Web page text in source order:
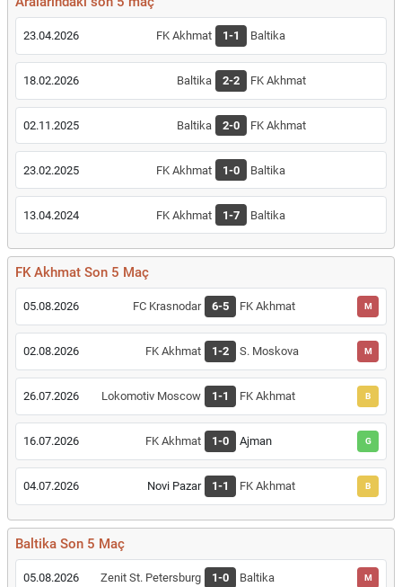
23.04.2026 FK Akhmat 1-1 Baltika
18.02.2026 Baltika 2-2 FK Akhmat
02.11.2025 Baltika 2-0 FK Akhmat
23.02.2025 FK Akhmat 1-0 Baltika
13.04.2024 FK Akhmat 1-7 Baltika
FK Akhmat Son 5 Maç
05.08.2026 FC Krasnodar 6-5 FK Akhmat M
02.08.2026 FK Akhmat 1-2 S. Moskova M
26.07.2026 Lokomotiv Moscow 1-1 FK Akhmat B
16.07.2026 FK Akhmat 1-0 Ajman G
04.07.2026 Novi Pazar 1-1 FK Akhmat B
Baltika Son 5 Maç
05.08.2026 Zenit St. Petersburg 1-0 Baltika M